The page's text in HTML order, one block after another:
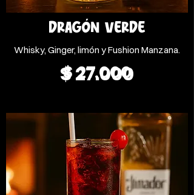
DRAGÓN VERDE
Whisky, Ginger, limón y Fushion Manzana.
$ 27.000
$ 27.000